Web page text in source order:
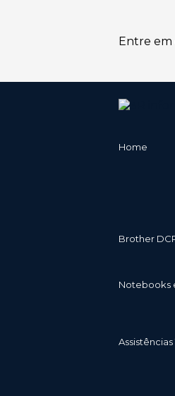
Entre em
Home
Brother